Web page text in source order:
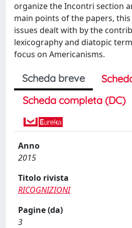
organize the Incontri section
main points of the papers,
issues dealt with by the
lexicography and diatopic
focus on Americanisms.
Scheda breve
Scheda completa (DC)
Anno
2015
Titolo rivista
RICOGNIZIONI
Pagine (da)
3